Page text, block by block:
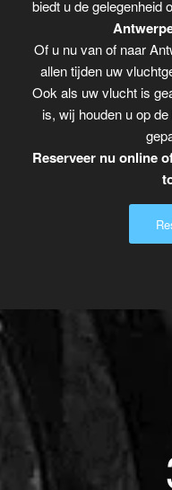
biedt u de gelegenheid
Of u nu van of naar
allen tijden uw
Ook als uw vlucht is
is, wij houden u op
Reserveer nu online